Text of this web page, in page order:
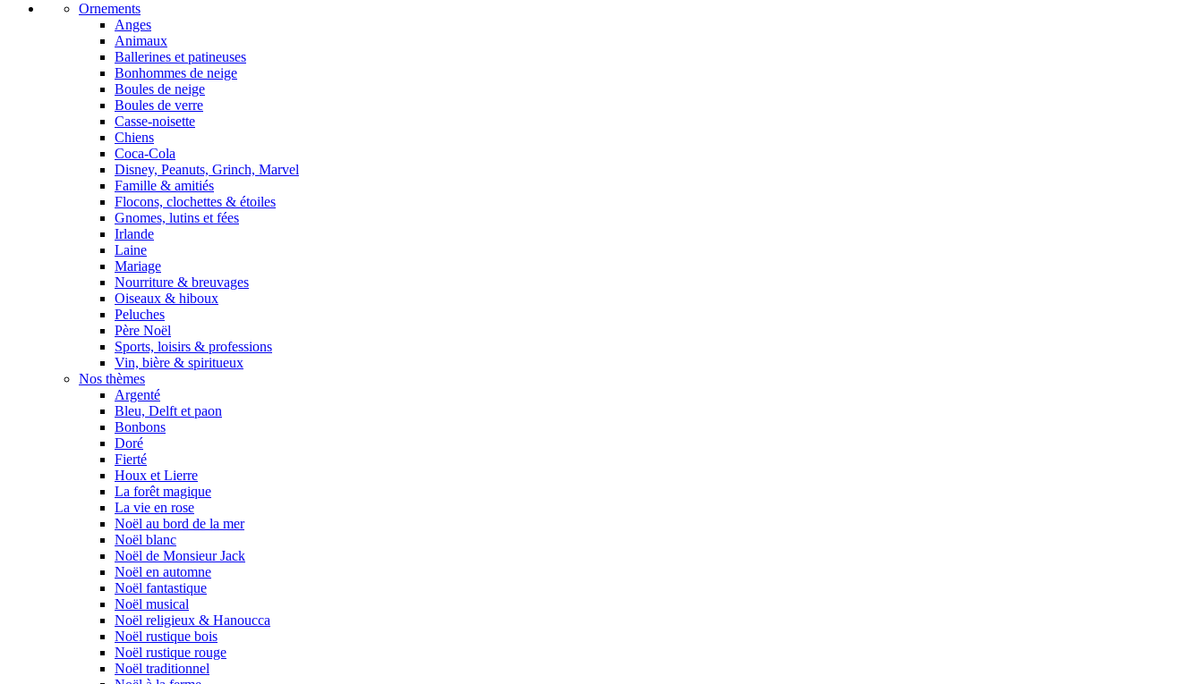
Nos thèmes
Argenté
Bleu, Delft et paon
Bonbons
Doré
Fierté
Houx et Lierre
La forêt magique
La vie en rose
Noël au bord de la mer
Noël blanc
Noël de Monsieur Jack
Noël en automne
Noël fantastique
Noël musical
Noël religieux & Hanoucca
Noël rustique bois
Noël rustique rouge
Noël traditionnel
Ornements
Anges
Animaux
Ballerines et patineuses
Bonhommes de neige
Boules de neige
Boules de verre
Casse-noisette
Chiens
Coca-Cola
Disney, Peanuts, Grinch, Marvel
Famille & amitiés
Flocons, clochettes & étoiles
Gnomes, lutins et fées
Irlande
Laine
Mariage
Nourriture & breuvages
Oiseaux & hiboux
Peluches
Père Noël
Sports, loisirs & professions
Vin, bière & spiritueux